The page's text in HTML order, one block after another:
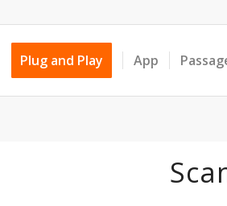
Plug and Play App